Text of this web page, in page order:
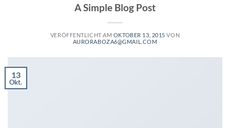
A Simple Blog Post
VERÖFFENTLICHT AM OKTOBER 13, 2015 VON
AURORABOZA6@GMAIL.COM
13
Okt.